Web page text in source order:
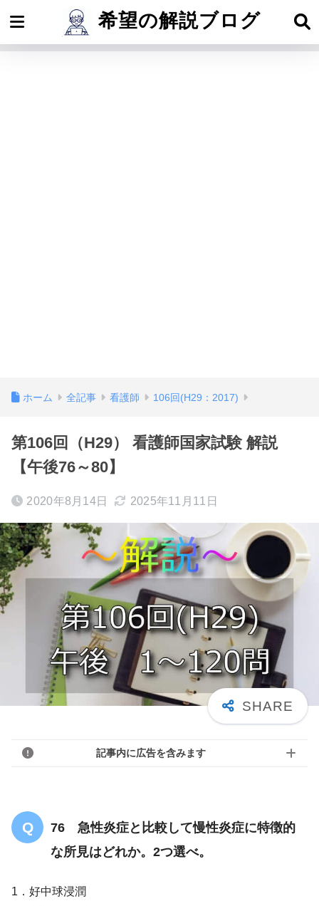
希望の解説ブログ
ホーム 全記事 看護師 106回(H29：2017)
第106回（H29） 看護師国家試験 解説
【午後76～80】
2020年8月14日 2025年11月11日
記事内に広告を含みます
76 急性炎症と比較して慢性炎症に特徴的
な所見はどれか。2つ選べ。
1．好中球浸潤